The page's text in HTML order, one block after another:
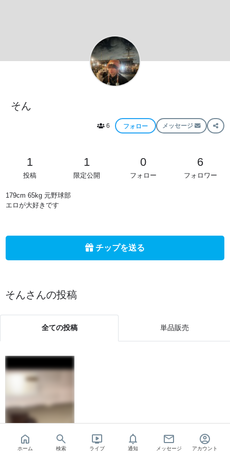
そん
6 フォロー メッセージ
1
投稿
1
限定公開
0
フォロー
6
フォロワー
179cm 65kg 元野球部
エロが大好きです
チップを送る
そんさんの投稿
全ての投稿 単品販売
ホーム 検索 ライブ 通知 メッセージ アカウント